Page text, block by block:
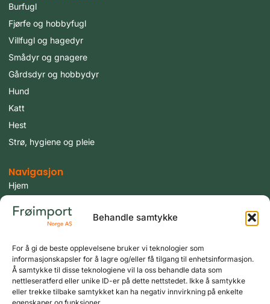
Behandle samtykke
For å gi de beste opplevelsene bruker vi teknologier som
informasjonskapsler for å lagre og/eller få tilgang til enhetsinformasjon.
Å samtykke til disse teknologiene vil la oss behandle data som
nettleseratferd eller unike ID-er på dette nettstedet. Ikke å samtykke
eller trekke tilbake samtykket kan ha negativ innvirkning på enkelte
Burfugl
Fjørfe og hobbyfugl
Villfugl og hagedyr
Smådyr og gnagere
Gårdsdyr og hobbydyr
Hund
Katt
Hest
Strø, hygiene og pleie
Navigasjon
Hjem
Fugler
Aktuelt
Om oss
Kontakt oss